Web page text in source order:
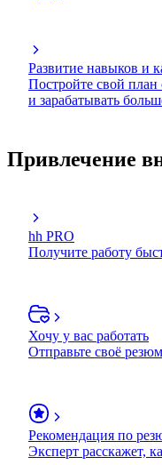
Развитие навыков и
Постройте свой план
и зарабатывать
Привлечение
hh PRO
Получите работу
Хочу у вас работать
Отправьте своё
Рекомендация по
Эксперт расскажет,